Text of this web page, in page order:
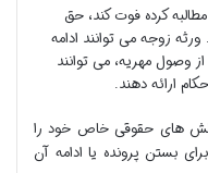
کرده فوت کند، حق
زوجه می توانند ادامه
وصول مهریه، می توانند
ارائه دهند.
های حقوقی خاص خود را
بستن پرونده یا ادامه آن